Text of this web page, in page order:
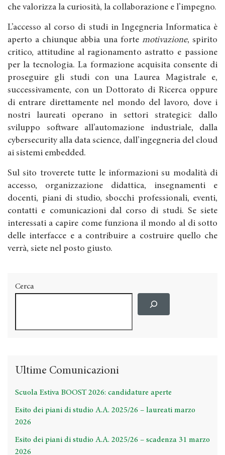
che valorizza la curiosità, la collaborazione e l’impegno.
L’accesso al corso di studi in Ingegneria Informatica è
aperto a chiunque abbia una forte motivazione, spirito
critico, attitudine al ragionamento astratto e passione
per la tecnologia. La formazione acquisita consente di
proseguire gli studi con una Laurea Magistrale e,
successivamente, con un Dottorato di Ricerca oppure
di entrare direttamente nel mondo del lavoro, dove i
nostri laureati operano in settori strategici: dallo
sviluppo software all’automazione industriale, dalla
cybersecurity alla data science, dall’ingegneria del cloud
ai sistemi embedded.
Sul sito troverete tutte le informazioni su modalità di
accesso, organizzazione didattica, insegnamenti e
docenti, piani di studio, sbocchi professionali, eventi,
contatti e comunicazioni dal corso di studi. Se siete
interessati a capire come funziona il mondo al di sotto
delle interfacce e a contribuire a costruire quello che
verrà, siete nel posto giusto.
Cerca
Ultime Comunicazioni
Scuola Estiva BOOST 2026: candidature aperte
Esito dei piani di studio A.A. 2025/26 – laureati marzo
2026
Esito dei piani di studio A.A. 2025/26 – scadenza 31 marzo
2026